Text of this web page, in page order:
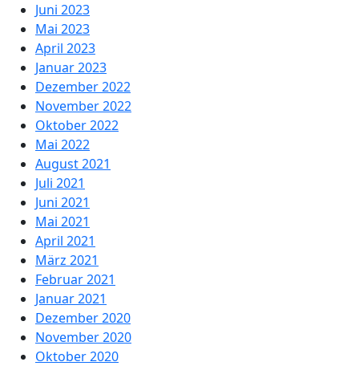
Juni 2023
Mai 2023
April 2023
Januar 2023
Dezember 2022
November 2022
Oktober 2022
Mai 2022
August 2021
Juli 2021
Juni 2021
Mai 2021
April 2021
März 2021
Februar 2021
Januar 2021
Dezember 2020
November 2020
Oktober 2020